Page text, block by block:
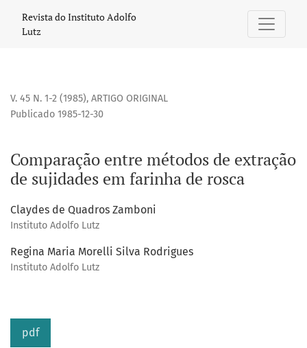
Comparação entre métodos de extração de sujidades em
Revista do Instituto Adolfo
Lutz
V. 45 N. 1-2 (1985), ARTIGO ORIGINAL
Comparação entre métodos de extração
de sujidades em farinha de rosca
Publicado 1985-12-30
Claydes de Quadros Zamboni
Instituto Adolfo Lutz
Regina Maria Morelli Silva Rodrigues
Instituto Adolfo Lutz
pdf